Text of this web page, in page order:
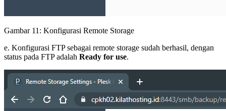
Gambar 11: Konfigurasi Remote Storage
e. Konfigurasi FTP sebagai remote storage sudah berhasil, dengan
status pada FTP adalah Ready for use.